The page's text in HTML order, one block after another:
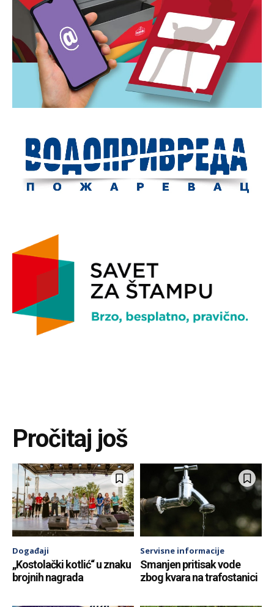
Pročitaj još
Događaji
„Kostolački kotlić“ u znaku
brojnih nagrada
Servisne informacije
Smanjen pritisak vode
zbog kvara na trafostanici